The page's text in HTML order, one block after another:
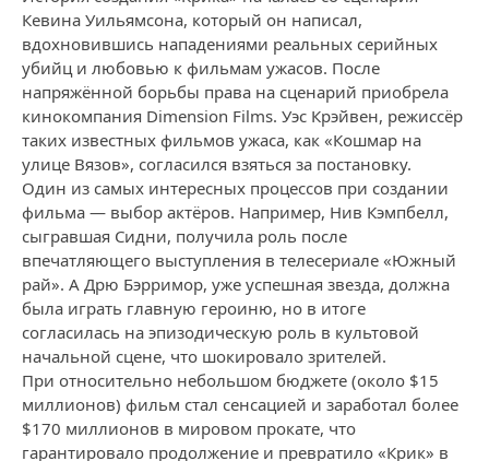
Кевина Уильямсона, который он написал,
вдохновившись нападениями реальных серийных
убийц и любовью к фильмам ужасов. После
напряжённой борьбы права на сценарий приобрела
кинокомпания Dimension Films. Уэс Крэйвен, режиссёр
таких известных фильмов ужаса, как «Кошмар на
улице Вязов», согласился взяться за постановку.
Один из самых интересных процессов при создании
фильма — выбор актёров. Например, Нив Кэмпбелл,
сыгравшая Сидни, получила роль после
впечатляющего выступления в телесериале «Южный
рай». А Дрю Бэрримор, уже успешная звезда, должна
была играть главную героиню, но в итоге
согласилась на эпизодическую роль в культовой
начальной сцене, что шокировало зрителей.
При относительно небольшом бюджете (около $15
миллионов) фильм стал сенсацией и заработал более
$170 миллионов в мировом прокате, что
гарантировало продолжение и превратило «Крик» в